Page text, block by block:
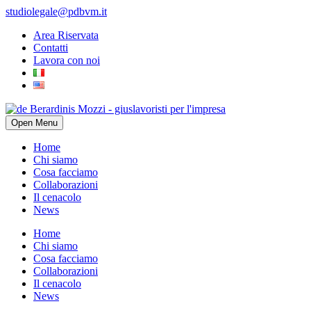
studiolegale@pdbvm.it
Area Riservata
Contatti
Lavora con noi
Open Menu
Home
Chi siamo
Cosa facciamo
Collaborazioni
Il cenacolo
News
Home
Chi siamo
Cosa facciamo
Collaborazioni
Il cenacolo
News